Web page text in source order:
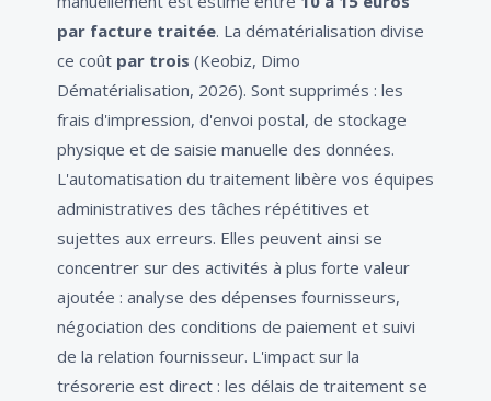
par facture traitée. La dématérialisation divise
ce coût par trois (Keobiz, Dimo
Dématérialisation, 2026). Sont supprimés : les
frais d'impression, d'envoi postal, de stockage
physique et de saisie manuelle des données.
L'automatisation du traitement libère vos équipes
administratives des tâches répétitives et
sujettes aux erreurs. Elles peuvent ainsi se
concentrer sur des activités à plus forte valeur
ajoutée : analyse des dépenses fournisseurs,
négociation des conditions de paiement et suivi
de la relation fournisseur. L'impact sur la
trésorerie est direct : les délais de traitement se